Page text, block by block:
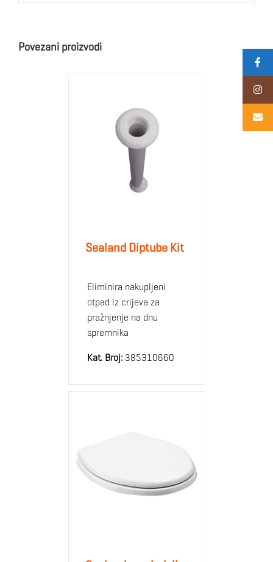
Povezani proizvodi
Sealand Diptube Kit
Eliminira nakupljeni
otpad iz crijeva za
pražnjenje na dnu
spremnika
Kat. Broj:385310660